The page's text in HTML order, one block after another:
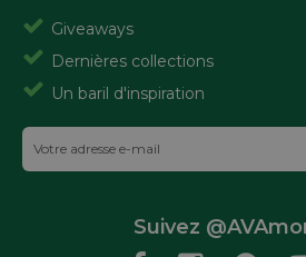
Giveaways
Dernières collections
Un baril d'inspiration
Suivez